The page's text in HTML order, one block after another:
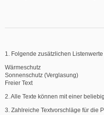
1. Folgende zusätzlichen
Wärmeschutz
Sonnenschutz (Verglasung)
Freier Text
2. Alle Texte können mit einer
3. Zahlreiche Textvorschläge für die